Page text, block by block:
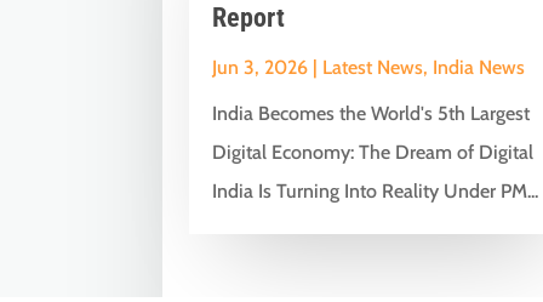
Report
Jun 3, 2026 | Latest News, India News
India Becomes the World's 5th Largest
Digital Economy: The Dream of Digital
India Is Turning Into Reality Under PM...